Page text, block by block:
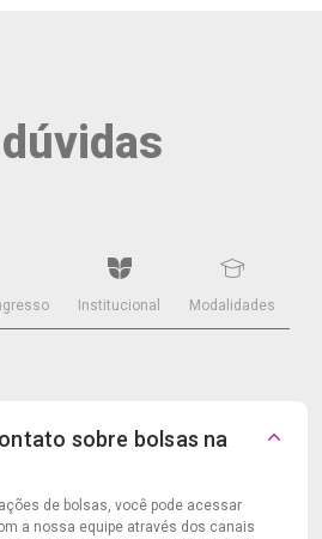
Institucional Modalidades
sobre bolsas na
de bolsas, você pode acessar
a nossa equipe através dos canais